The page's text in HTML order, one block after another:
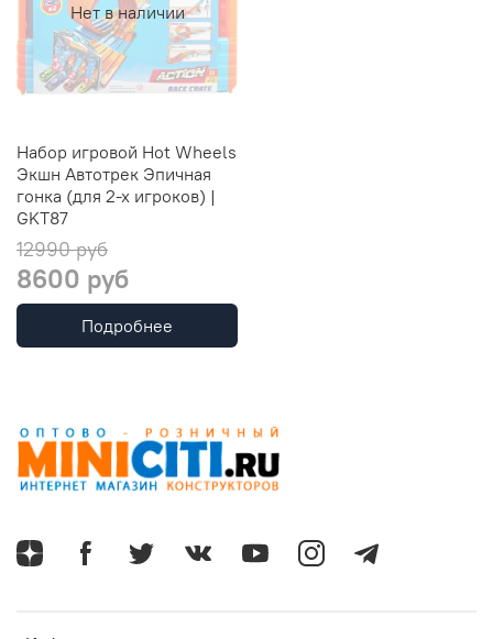
Нет в наличии
Набор игровой Hot Wheels
Экшн Автотрек Эпичная
гонка (для 2-х игроков) |
GKT87
12990 руб
8600 руб
Подробнее